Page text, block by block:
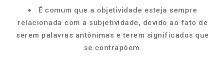
É comum que a objetividade esteja sempre
relacionada com a subjetividade, devido ao fato de
serem palavras antônimas e terem significados que
se contrapõem.